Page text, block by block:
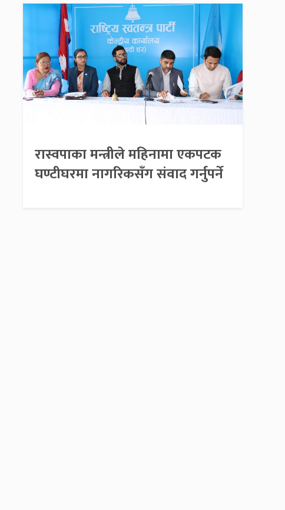
रास्वपाका मन्त्रीले महिनामा एकपटक
घण्टीघरमा नागरिकसँग संवाद गर्नुपर्ने